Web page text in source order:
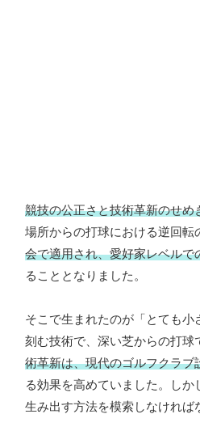
競技の公正さと技術革新のせ
場所からの打球における逆回転
会で適用され、愛好家レベル
ることとなりました。
そこで生まれたのが「とても
刻む技術で、深い芝からの打球
術革新は、現代のゴルフクラ
る効果を高めていました。し
生み出す方法を模索しなければ